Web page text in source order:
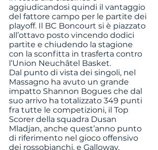
aggiudicandosi quindi il vantaggio
del fattore campo per le partite dei
playoff. Il BC Boncourt si è piazzato
all’ottavo posto vincendo dodici
partite e chiudendo la stagione
con la sconfitta in trasferta contro
l’Union Neuchâtel Basket.
Dal punto di vista dei singoli, nel
Massagno ha avuto un grande
impatto Shannon Bogues che dal
suo arrivo ha totalizzato 349 punti
fra tutte le competizioni, il Top
Scorer della squadra Dusan
Mladjan, anche quest’anno punto
di riferimento nel gioco offensivo
dei rossobianchi, e Galloway,